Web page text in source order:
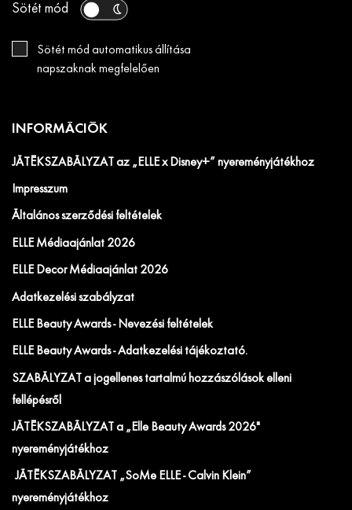
Sötét mód
Sötét mód automatikus állítása
napszaknak megfelelően
INFORMÁCIÓK
JÁTÉKSZABÁLYZAT az „ELLE x Disney+” nyereményjátékhoz
Impresszum
Általános szerződési feltételek
ELLE Médiaajánlat 2026
ELLE Decor Médiaajánlat 2026
Adatkezelési szabályzat
ELLE Beauty Awards - Nevezési feltételek
ELLE Beauty Awards - Adatkezelési tájékoztató.
SZABÁLYZAT a jogellenes tartalmú hozzászólások elleni
fellépésről
JÁTÉKSZABÁLYZAT a „Elle Beauty Awards 2026"
nyereményjátékhoz
JÁTÉKSZABÁLYZAT „SoMe ELLE - Calvin Klein”
nyereményjátékhoz